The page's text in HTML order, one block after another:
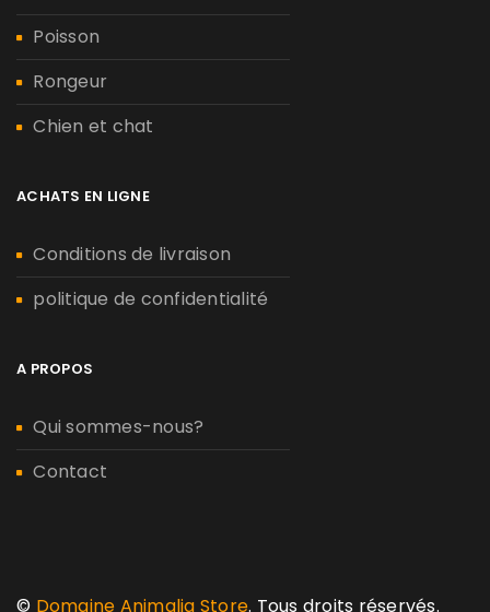
Poisson
Rongeur
Chien et chat
ACHATS EN LIGNE
Conditions de livraison
politique de confidentialité
A PROPOS
Qui sommes-nous?
Contact
© Domaine Animalia Store. Tous droits réservés.